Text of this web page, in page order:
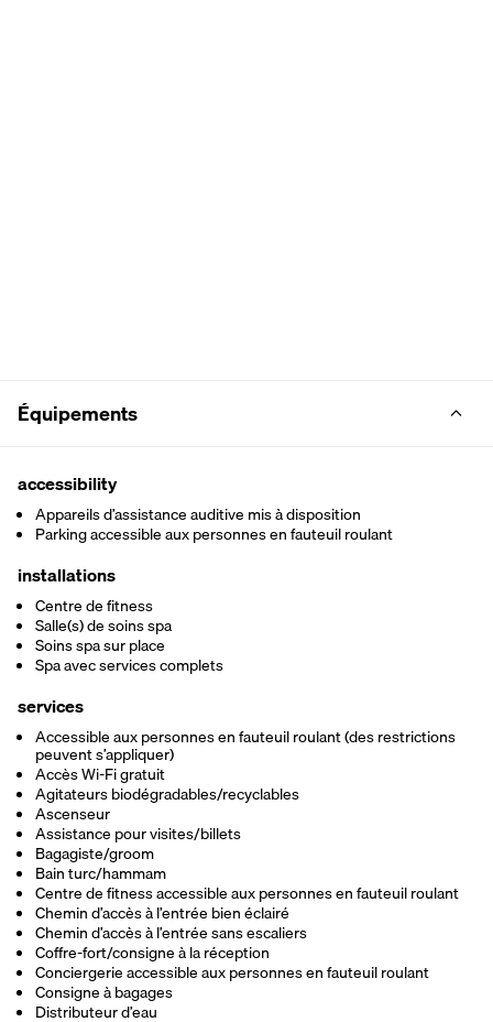
Équipements
accessibility
Appareils d’assistance auditive mis à disposition
Parking accessible aux personnes en fauteuil roulant
installations
Centre de fitness
Salle(s) de soins spa
Soins spa sur place
Spa avec services complets
services
Accessible aux personnes en fauteuil roulant (des restrictions
peuvent s’appliquer)
Accès Wi-Fi gratuit
Agitateurs biodégradables/recyclables
Ascenseur
Assistance pour visites/billets
Bagagiste/groom
Bain turc/hammam
Centre de fitness accessible aux personnes en fauteuil roulant
Chemin d’accès à l’entrée bien éclairé
Chemin d’accès à l’entrée sans escaliers
Coffre-fort/consigne à la réception
Conciergerie accessible aux personnes en fauteuil roulant
Consigne à bagages
Distributeur d’eau